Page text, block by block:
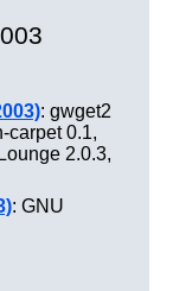
: gwget2
carpet 0.1,
2.0.3,
: GNU